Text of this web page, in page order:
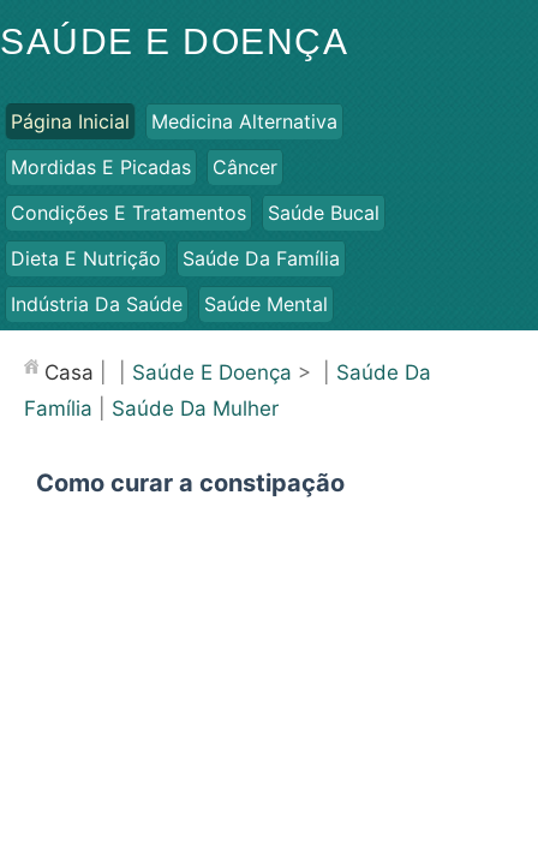
SAÚDE E DOENÇA
Página Inicial
Medicina Alternativa
Mordidas E Picadas
Câncer
Condições E Tratamentos
Saúde Bucal
Dieta E Nutrição
Saúde Da Família
Indústria Da Saúde
Saúde Mental
Saúde
Casa Saúde E Doença > | Saúde Da
Família
Saúde Da Mulher
Como curar a constipação